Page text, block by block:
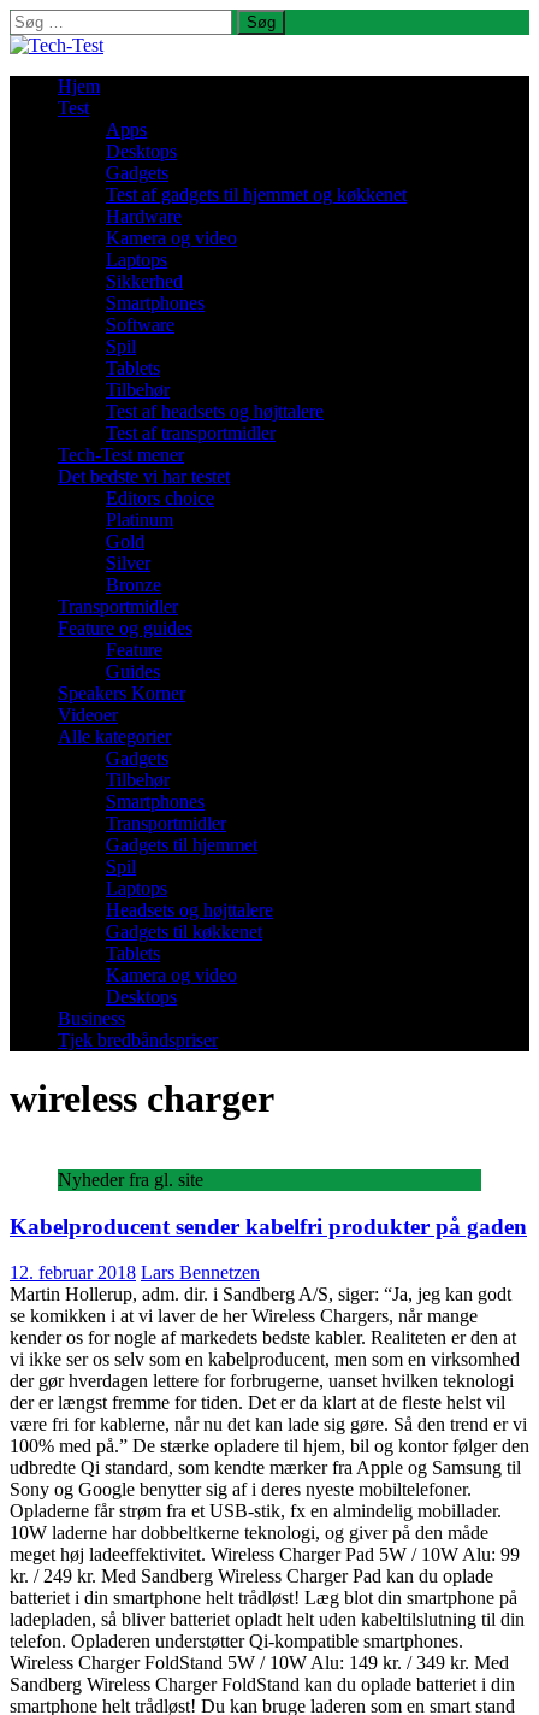
Søg
efter:
Hjem
Test
Apps
Desktops
Gadgets
Test af gadgets til hjemmet og køkkenet
Hardware
Kamera og video
Laptops
Sikkerhed
Smartphones
Software
Spil
Tablets
Tilbehør
Test af headsets og højttalere
Test af transportmidler
Tech-Test mener
Det bedste vi har testet
Editors choice
Platinum
Gold
Silver
Bronze
Transportmidler
Feature og guides
Feature
Guides
Speakers Korner
Videoer
Alle kategorier
Gadgets
Tilbehør
Smartphones
Transportmidler
Gadgets til hjemmet
Spil
Laptops
Headsets og højttalere
Gadgets til køkkenet
Tablets
Kamera og video
Desktops
Business
Tjek bredbåndspriser
wireless charger
Nyheder fra gl. site
Kabelproducent sender kabelfri produkter på gaden
12. februar 2018 Lars Bennetzen
Martin Hollerup, adm. dir. i Sandberg A/S, siger: “Ja, jeg kan godt
se komikken i at vi laver de her Wireless Chargers, når mange
kender os for nogle af markedets bedste kabler. Realiteten er den at
vi ikke ser os selv som en kabelproducent, men som en virksomhed
der gør hverdagen lettere for forbrugerne, uanset hvilken teknologi
der er længst fremme for tiden. Det er da klart at de fleste helst vil
være fri for kablerne, når nu det kan lade sig gøre. Så den trend er vi
100% med på.” De stærke opladere til hjem, bil og kontor følger den
udbredte Qi standard, som kendte mærker fra Apple og Samsung til
Sony og Google benytter sig af i deres nyeste mobiltelefoner.
Opladerne får strøm fra et USB-stik, fx en almindelig mobillader.
10W laderne har dobbeltkerne teknologi, og giver på den måde
meget høj ladeeffektivitet. Wireless Charger Pad 5W / 10W Alu: 99
kr. / 249 kr. Med Sandberg Wireless Charger Pad kan du oplade
batteriet i din smartphone helt trådløst! Læg blot din smartphone på
ladepladen, så bliver batteriet opladt helt uden kabeltilslutning til din
telefon. Opladeren understøtter Qi-kompatible smartphones.
Wireless Charger FoldStand 5W / 10W Alu: 149 kr. / 349 kr. Med
Sandberg Wireless Charger FoldStand kan du oplade batteriet i din
smartphone helt trådløst! Du kan bruge laderen som en smart stand